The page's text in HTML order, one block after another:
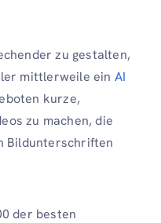
zu gestalten,
mittlerweile ein AI
kurze,
zu machen, die
Bildunterschriften
der besten